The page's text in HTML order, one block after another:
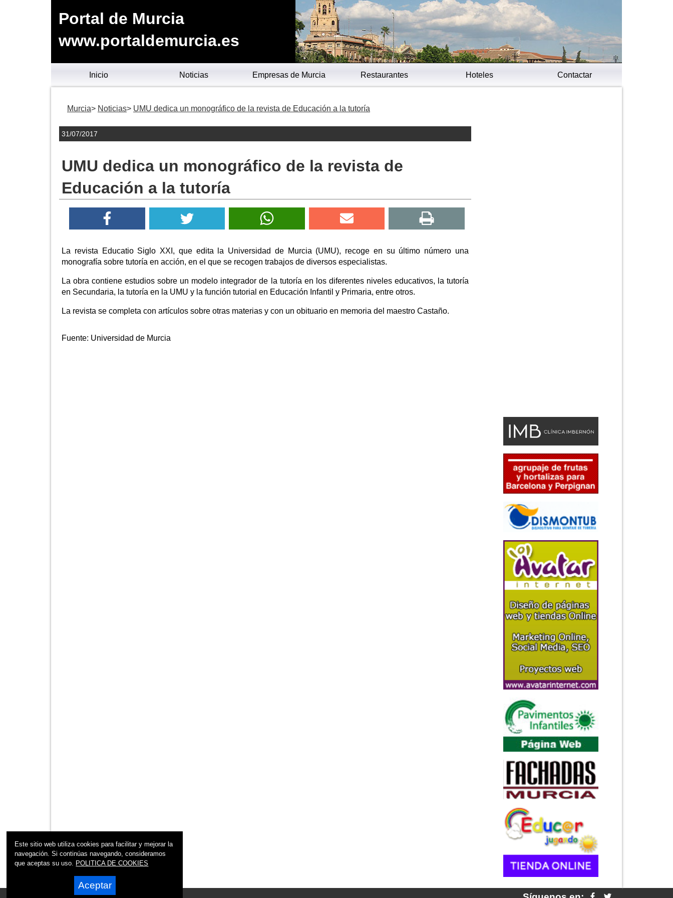
Portal de Murcia
www.portaldemurcia.es
Inicio Noticias Empresas de Murcia Restaurantes Hoteles Contactar
Murcia Noticias UMU dedica un monográfico de la revista de Educación a la tutoría
31/07/2017
UMU dedica un monográfico de la revista de
Educación a la tutoría
La revista Educatio Siglo XXI, que edita la Universidad de Murcia (UMU), recoge en su último número una
monografía sobre tutoría en acción, en el que se recogen trabajos de diversos especialistas.
La obra contiene estudios sobre un modelo integrador de la tutoría en los diferentes niveles educativos, la tutoría
en Secundaria, la tutoría en la UMU y la función tutorial en Educación Infantil y Primaria, entre otros.
La revista se completa con artículos sobre otras materias y con un obituario en memoria del maestro Castaño.
Fuente: Universidad de Murcia
Este sitio web utiliza cookies para facilitar y mejorar la
navegación. Si continúas navegando, consideramos
que aceptas su uso. POLITICA DE COOKIES
Aceptar